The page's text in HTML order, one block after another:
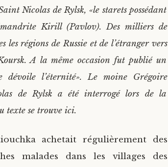
Nicolas de Rylsk, «le starets possédant
Kirill (Pavlov). Des milliers de
les régions de Russie et de l’étranger vers
A la même occasion fut publié un
l’éternité». Le moine Grégoire
de Rylsk a été interrogé lors de la
texte se trouve ici.
achetait régulièrement des
malades dans les villages des